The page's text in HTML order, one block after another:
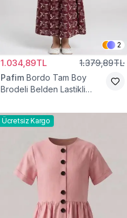
2
1.034,89TL 1.379,89TL
Pafim Bordo Tam Boy
Brodeli Belden Lastikli
Ücretsiz Kargo